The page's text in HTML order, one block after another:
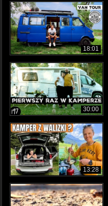
18:01
30:00
13:28